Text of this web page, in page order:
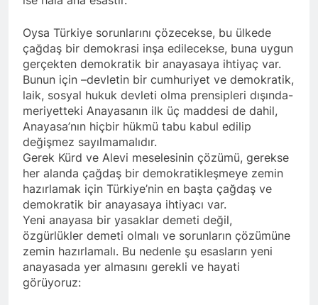
rê û polîtîkayên xelet in. Divê
Kurd li dora polîtîkayên
neteweyî yên rast bibin yek.
1 Yıl Ago
YENİLEN YANLIŞ YOL VE
YÖNTEMLERDİR. KÜRTLER
DOĞRU, ULUSAL
POLİTİKALAR ETRAFINDA
KENETLENMELİ
1 Yıl Ago
HAK-PAR Genel Başkanı
Düzgün Kaplan’ın Kurdistan
partileri Hak ve Özgürlükler
Partisi (HAK-PAR), Kürdistan
Demokrat Partisi – Türkiye
(KDP-T), Kürdistan Sosyalist
Partisi (PSK) ve Kürdistan
Yurtseverler Partisi
(PWK)’nin ortaklaşa Van da
düzenledikleri çalıştayda
yaptığı konuşma:
1 Yıl Ago
HAK-PAR MERKEZİ KADIN
KOMİSYONU HEWLER’DE
ENKS Yİ ZİYARET ETTİ
1 Yıl Ago
HAK-PAR KADIN HEYETİ
HEWLER’DE HİZBÊN
ZEHMETKEŞÊN
KURDİSTANÊ KADIN
MECLİSİ ÜYELERİ İLE
GÖRÜŞTÜ
1 Yıl Ago
HAK-PAR KADIN HEYETİ
ALAKAD’I ZİYARET ETTİ.
1 Yıl Ago
Oysa Türkiye sorunlarını çözecekse, bu ülkede
çağdaş bir demokrasi inşa edilecekse, buna uygun
gerçekten demokratik bir anayasaya ihtiyaç var.
Bunun için –devletin bir cumhuriyet ve demokratik,
laik, sosyal hukuk devleti olma prensipleri dışında-
meriyetteki Anayasanın ilk üç maddesi de dahil,
Anayasa’nın hiçbir hükmü tabu kabul edilip
değişmez sayılmamalıdır.
Gerek Kürd ve Alevi meselesinin çözümü, gerekse
her alanda çağdaş bir demokratikleşmeye zemin
hazırlamak için Türkiye’nin en başta çağdaş ve
demokratik bir anayasaya ihtiyacı var.
Yeni anayasa bir yasaklar demeti değil,
özgürlükler demeti olmalı ve sorunların çözümüne
zemin hazırlamalı. Bu nedenle şu esasların yeni
anayasada yer almasını gerekli ve hayati
görüyoruz: